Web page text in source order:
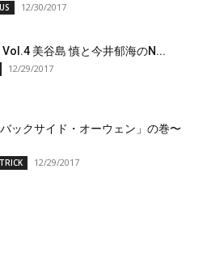
12/30/2017
Vol.4 美谷島 慎と今井郁海のN...
12/29/2017
ックサイド・オーウェン」の巻〜
12/29/2017